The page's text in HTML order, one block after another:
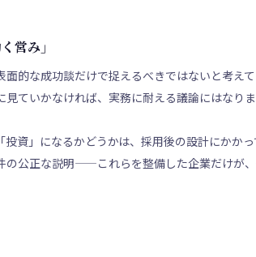
営み」
的な成功談だけで捉えるべきではないと考え
ていかなければ、実務に耐える議論にはなりま
資」になるかどうかは、採用後の設計にかか
の公正な説明——これらを整備した企業だけが